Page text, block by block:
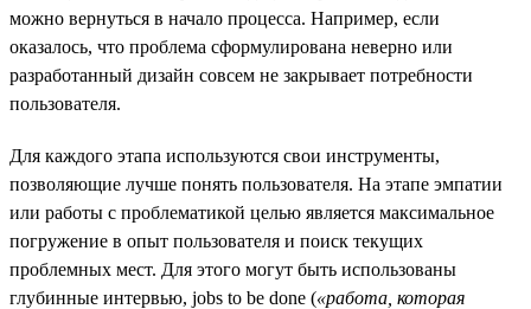
можно вернуться в начало процесса. Например, если
оказалось, что проблема сформулирована неверно или
разработанный дизайн совсем не закрывает потребности
пользователя.
Для каждого этапа используются свои инструменты,
позволяющие лучше понять пользователя. На этапе эмпатии
или работы с проблематикой целью является максимальное
погружение в опыт пользователя и поиск текущих
проблемных мест. Для этого могут быть использованы
глубинные интервью, jobs to be done («работа, которая